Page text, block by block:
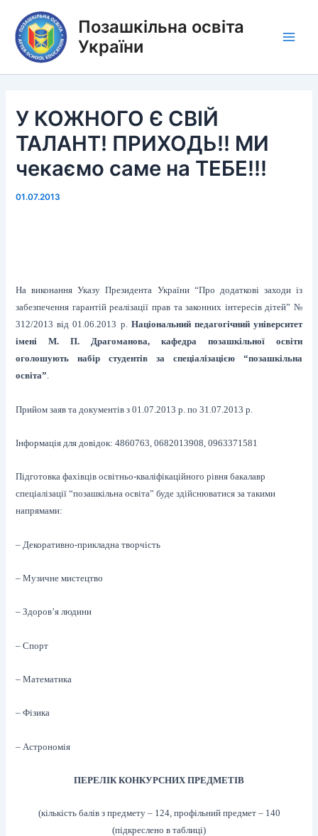
вмісту
Позашкільна освіта
України
У КОЖНОГО Є СВІЙ
ТАЛАНТ! ПРИХОДЬ!! МИ
чекаємо саме на ТЕБЕ!!!
01.07.2013
На виконання Указу Президента України “Про додаткові заходи із
забезпечення гарантій реалізації прав та законних інтересів дітей” №
312/2013 від 01.06.2013 р. Національний педагогічний університет
імені М. П. Драгоманова, кафедра позашкільної освіти
оголошують набір студентів за спеціалізацією “позашкільна
освіта”.
Прийом заяв та документів з 01.07.2013 р. по 31.07.2013 р.
Інформація для довідок: 4860763, 0682013908, 0963371581
Підготовка фахівців освітньо-кваліфікаційного рівня бакалавр
спеціалізації “позашкільна освіта” буде здійснюватися за такими
напрямами:
– Декоративно-прикладна творчість
– Музичне мистецтво
– Здоров’я людини
– Спорт
– Математика
– Фізика
– Астрономія
ПЕРЕЛІК КОНКУРСНИХ ПРЕДМЕТІВ
(кількість балів з предмету – 124, профільний предмет – 140
(підкреслено в таблиці)